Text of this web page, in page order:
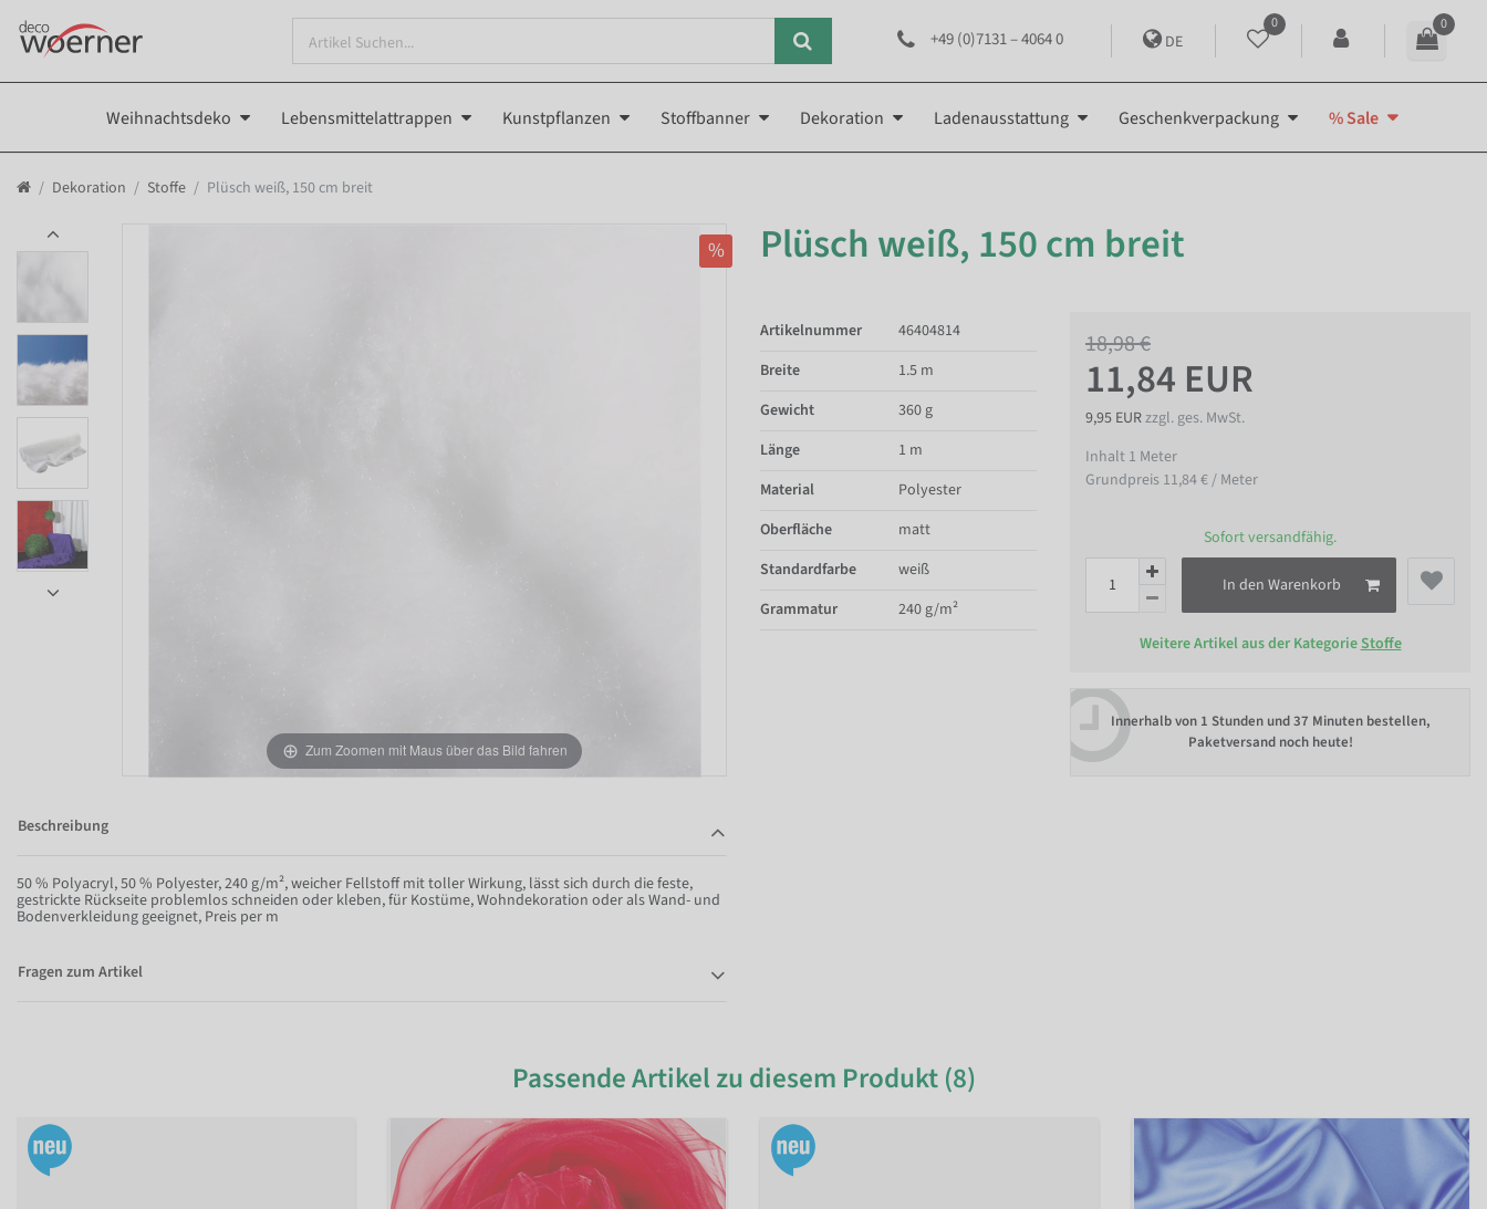
+49 (0)7131 – 4064 0 DE
0 0
Weihnachtsdeko Lebensmittelattrappen Kunstpflanzen Stoffbanner Dekoration Ladenausstattung Geschenkverpackung % Sale
Dekoration Stoffe Plüsch weiß, 150 cm breit
Zum Zoomen mit Maus über das Bild fahren
% Plüsch weiß, 150 cm breit
18,98 €
11,84 EUR
9,95 EURzzgl. ges. MwSt.
Inhalt 1 Meter
Grundpreis 11,84 € / Meter
Sofort versandfähig.
In den Warenkorb
Weitere Artikel aus der KategorieStoffe
Innerhalb von 1 Stunden und 37 Minuten bestellen,
Paketversand noch heute!
Artikelnummer
46404814
Breite
1.5 m
Gewicht
360 g
Länge
1 m
Material
Polyester
Oberfläche
matt
Standardfarbe
weiß
Grammatur
240 g/m²
Beschreibung
50 % Polyacryl, 50 % Polyester, 240 g/m², weicher Fellstoff mit toller Wirkung, lässt sich durch die feste,
gestrickte Rückseite problemlos schneiden oder kleben, für Kostüme, Wohndekoration oder als Wand- und
Bodenverkleidung geeignet, Preis per m
Fragen zum Artikel
Passende Artikel zu diesem Produkt (8)